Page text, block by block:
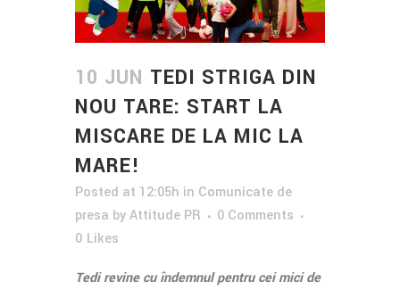
10 JUN TEDI STRIGA DIN
NOU TARE: START LA
MISCARE DE LA MIC LA
MARE!
Posted at 12:05h in Comunicate de
presa byAttitude PR
0 Comments
0 Likes
Tedi revine cu îndemnul pentru cei mici de